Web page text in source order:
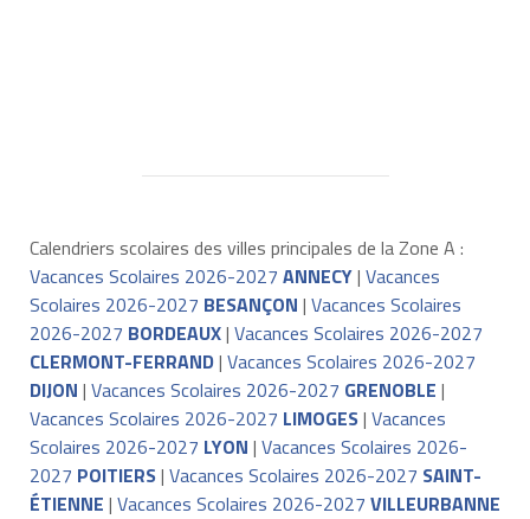
Calendriers scolaires des villes principales de la Zone A :
Vacances Scolaires 2026-2027 ANNECY| Vacances
Scolaires 2026-2027 BESANÇON | Vacances Scolaires
2026-2027 BORDEAUX| Vacances Scolaires 2026-2027
CLERMONT-FERRAND| Vacances Scolaires 2026-2027
DIJON | Vacances Scolaires 2026-2027 GRENOBLE |
Vacances Scolaires 2026-2027 LIMOGES| Vacances
Scolaires 2026-2027 LYON | Vacances Scolaires 2026-
2027 POITIERS| Vacances Scolaires 2026-2027 SAINT-
ÉTIENNE | Vacances Scolaires 2026-2027 VILLEURBANNE